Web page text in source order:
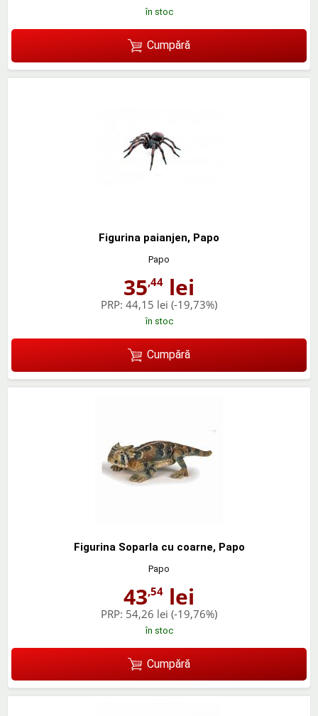
în stoc
Cumpără
Figurina paianjen, Papo
Papo
35,44 lei
PRP: 44,15 lei (-19,73%)
în stoc
Cumpără
Figurina Soparla cu coarne, Papo
Papo
43,54 lei
PRP: 54,26 lei (-19,76%)
în stoc
Cumpără